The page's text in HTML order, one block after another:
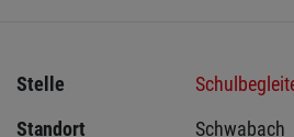
Stelle
Standort
Schwabach